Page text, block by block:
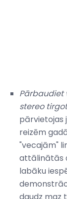
Pārbaudiet
stereo
pārvietojas
reizēm
"vecajām"
attālinātās
labāku